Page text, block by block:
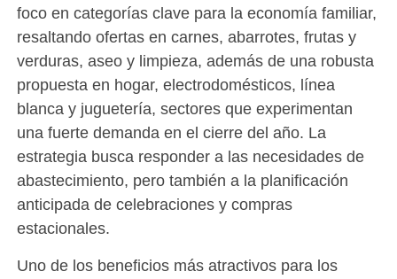
foco en categorías clave para la economía familiar,
resaltando ofertas en carnes, abarrotes, frutas y
verduras, aseo y limpieza, además de una robusta
propuesta en hogar, electrodomésticos, línea
blanca y juguetería, sectores que experimentan
una fuerte demanda en el cierre del año. La
estrategia busca responder a las necesidades de
abastecimiento, pero también a la planificación
anticipada de celebraciones y compras
estacionales.
Uno de los beneficios más atractivos para los